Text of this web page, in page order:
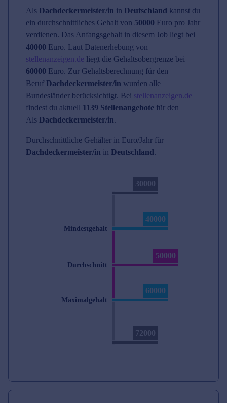
Als Dachdeckermeister/in in Deutschland kannst du
ein durchschnittliches Gehalt von 50000 Euro pro Jahr
verdienen. Das Anfangsgehalt in diesem Job liegt bei
40000 Euro. Laut Datenerhebung von
stellenanzeigen.de liegt die Gehaltsobergrenze bei
60000 Euro. Zur Gehaltsberechnung für den
Beruf Dachdeckermeister/in wurden alle
Bundesländer berücksichtigt. Bei stellenanzeigen.de
findest du aktuell 1139 Stellenangebote für den
Als Dachdeckermeister/in.
Durchschnittliche Gehälter in Euro/Jahr für
Dachdeckermeister/in in Deutschland.
30000
40000
Mindestgehalt
50000
Durchschnitt
60000
Maximalgehalt
72000